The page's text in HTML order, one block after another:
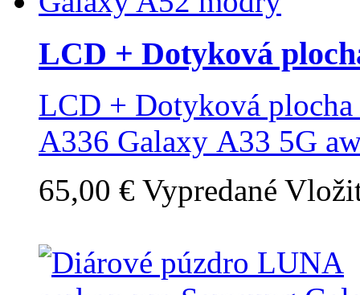
LCD + Dotyková
LCD + Dotyková plocha
A336 Galaxy A33 5G
65,00 € Vypredané